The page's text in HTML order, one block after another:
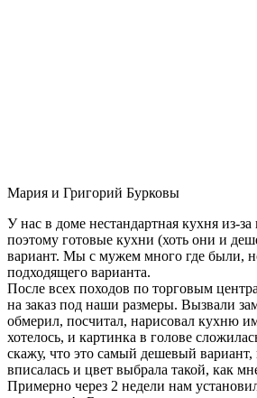
Мария и Григорий Бурковы
У нас в доме нестандартная кухня из-
поэтому готовые кухни (хоть они и
вариант. Мы с мужем много где были,
подходящего варианта.
После всех походов по торговым
на заказ под наши размеры. Вызвали
обмерил, посчитал, нарисовал кухню
хотелось, и картинка в голове
скажу, что это самый дешевый вариант,
вписалась и цвет выбрала такой, как
Примерно через 2 недели нам